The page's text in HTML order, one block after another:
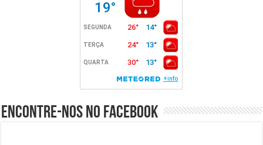
Encontre-nos no Facebook